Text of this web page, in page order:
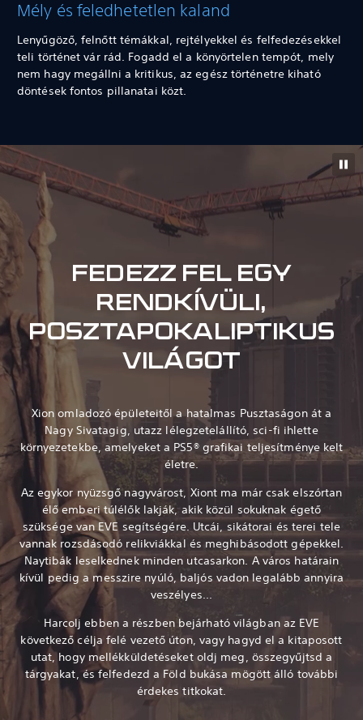
Mély és feledhetetlen kaland
Lenyűgöző, felnőtt témákkal, rejtélyekkel és felfedezésekkel
teli történet vár rád. Fogadd el a könyörtelen tempót, mely
nem hagy megállni a kritikus, az egész történetre kiható
döntések fontos pillanatai közt.
FEDEZZ FEL EGY
RENDKÍVÜLI,
POSZTAPOKALIPTIKUS
VILÁGOT
Xion omladozó épületeitől a hatalmas Pusztaságon át a
Nagy Sivatagig, utazz lélegzetelállító, sci-fi ihlette
környezetekbe, amelyeket a PS5® grafikai teljesítménye kelt
életre.
Az egykor nyüzsgő nagyvárost, Xiont ma már csak elszórtan
élő emberi túlélők lakják, akik közül sokuknak égető
szüksége van EVE segítségére. Utcái, sikátorai és terei tele
vannak rozsdásodó relikviákkal és meghibásodott gépekkel.
Naytibák leselkednek minden utcasarkon. A város határain
kívül pedig a messzire nyúló, baljós vadon legalább annyira
veszélyes...
Harcolj ebben a részben bejárható világban az EVE
következő célja felé vezető úton, vagy hagyd el a kitaposott
utat, hogy mellékküldetéseket oldj meg, összegyűjtsd a
tárgyakat, és felfedezd a Föld bukása mögött álló további
érdekes titkokat.